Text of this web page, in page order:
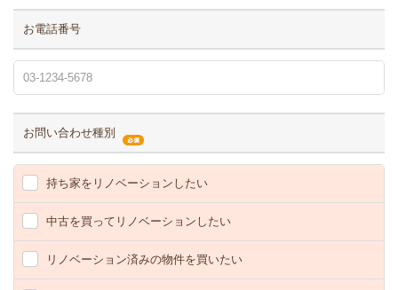
お電話番号
お問い合わせ種別
持ち家をリノベーションしたい
中古を買ってリノベーションしたい
リノベーション済みの物件を買いたい